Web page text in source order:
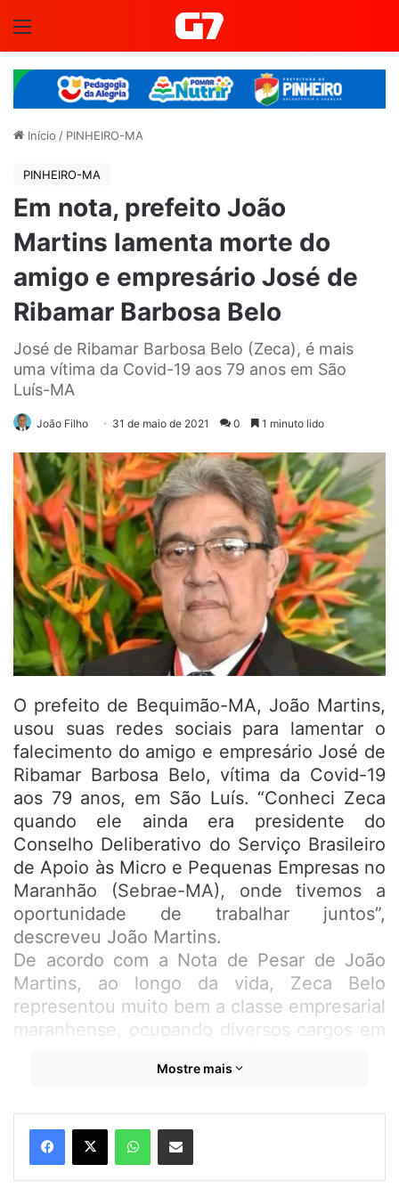
Início / PINHEIRO-MA
PINHEIRO-MA
Em nota, prefeito João
Martins lamenta morte do
amigo e empresário José de
Ribamar Barbosa Belo
José de Ribamar Barbosa Belo (Zeca), é mais
uma vítima da Covid-19 aos 79 anos em São
Luís-MA
João Filho 31 de maio de 2021 0 1 minuto lido
O prefeito de Bequimão-MA, João Martins,
usou suas redes sociais para lamentar o
falecimento do amigo e empresário José de
Ribamar Barbosa Belo, vítima da Covid-19
aos 79 anos, em São Luís. “Conheci Zeca
quando ele ainda era presidente do
Conselho Deliberativo do Serviço Brasileiro
de Apoio às Micro e Pequenas Empresas no
Maranhão (Sebrae-MA), onde tivemos a
oportunidade de trabalhar juntos”,
descreveu João Martins.
De acordo com a Nota de Pesar de João
Martins, ao longo da vida, Zeca Belo
representou muito bem a classe empresarial
maranhense, ocupando diversos cargos em
presidência da Associação Comercial do
Maranhão (FIEMA).
abaixo .
Mostre mais